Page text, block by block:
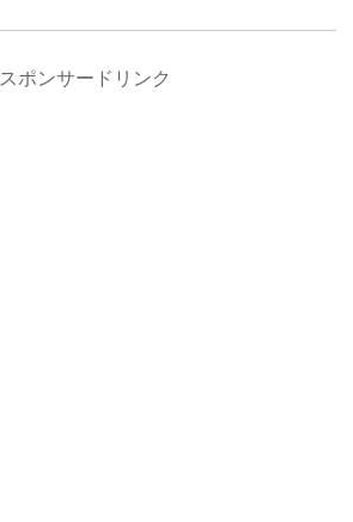
スポンサードリンク